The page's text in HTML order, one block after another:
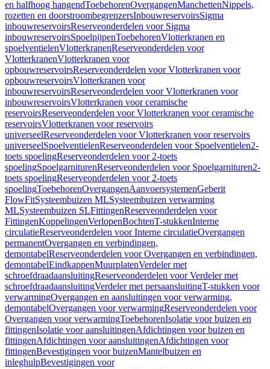
en halfhoog hangendToebehorenOvergangenManchettenNippels,
rozetten en doorstroombegrenzersInbouwreservoirsSigma
inbouwreservoirsReserveonderdelen voor Sigma
inbouwreservoirsSpoelpijpenToebehorenVlotterkranen en
spoelventielenVlotterkranenReserveonderdelen voor
VlotterkranenVlotterkranen voor
opbouwreservoirsReserveonderdelen voor Vlotterkranen voor
opbouwreservoirsVlotterkranen voor
inbouwreservoirsReserveonderdelen voor Vlotterkranen voor
inbouwreservoirsVlotterkranen voor ceramische
reservoirsReserveonderdelen voor Vlotterkranen voor ceramische
reservoirsVlotterkranen voor reservoirs
universeelReserveonderdelen voor Vlotterkranen voor reservoirs
universeelSpoelventielenReserveonderdelen voor Spoelventielen2-
toets spoelingReserveonderdelen voor 2-toets
spoelingSpoelgarniturenReserveonderdelen voor Spoelgarnituren2-
toets spoelingReserveonderdelen voor 2-toets
spoelingToebehorenOvergangenAanvoersystemenGeberit
FlowFitSysteembuizen MLSysteembuizen verwarming
MLSysteembuizen SLFittingenReserveonderdelen voor
FittingenKoppelingenVerlopenBochtenT-stukkenInterne
circulatieReserveonderdelen voor Interne circulatieOvergangen
permanentOvergangen en verbindingen,
demontabelReserveonderdelen voor Overgangen en verbindingen,
demontabelEindkappenMuurplatenVerdeler met
schroefdraadaansluitingReserveonderdelen voor Verdeler met
schroefdraadaansluitingVerdeler met persaansluitingT-stukken voor
verwarmingOvergangen en aansluitingen voor verwarming,
demontabelOvergangen voor verwarmingReserveonderdelen voor
Overgangen voor verwarmingToebehorenIsolatie voor buizen en
fittingenIsolatie voor aansluitingenAfdichtingen voor buizen en
fittingenAfdichtingen voor aansluitingenAfdichtingen voor
fittingenBevestigingen voor buizenMantelbuizen en
inleghulpBevestigingen voor